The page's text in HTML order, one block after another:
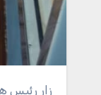
زار رئيس هيئة الأركان العامة الفريق الركن بحري عبدالله النخعي ، اليوم، زيارة الجيش الوطني الذين يتلقون العلاج في هيئة